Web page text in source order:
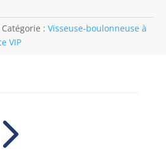
Catégorie : Visseuse-boulonneuse à
VIP
5